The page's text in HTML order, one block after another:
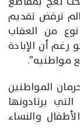
ترفض تقديم
نوع من العقاب
أن الإبادة
مواطنيه”.
المواطنين
يرتادونها
والنساء